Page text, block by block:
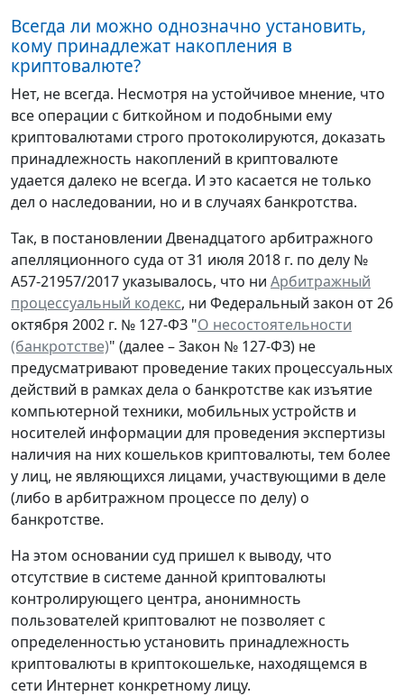
Всегда ли можно однозначно установить,
кому принадлежат накопления в
криптовалюте?
Нет, не всегда. Несмотря на устойчивое мнение, что
все операции с биткойном и подобными ему
криптовалютами строго протоколируются, доказать
принадлежность накоплений в криптовалюте
удается далеко не всегда. И это касается не только
дел о наследовании, но и в случаях банкротства.
Так, в постановлении Двенадцатого арбитражного
апелляционного суда от 31 июля 2018 г. по делу №
А57-21957/2017 указывалось, что ни Арбитражный
процессуальный кодекс, ни Федеральный закон от 26
октября 2002 г. № 127-ФЗ "О несостоятельности
(банкротстве)" (далее – Закон № 127-ФЗ) не
предусматривают проведение таких процессуальных
действий в рамках дела о банкротстве как изъятие
компьютерной техники, мобильных устройств и
носителей информации для проведения экспертизы
наличия на них кошельков криптовалюты, тем более
у лиц, не являющихся лицами, участвующими в деле
(либо в арбитражном процессе по делу) о
банкротстве.
На этом основании суд пришел к выводу, что
отсутствие в системе данной криптовалюты
контролирующего центра, анонимность
пользователей криптовалют не позволяет с
определенностью установить принадлежность
криптовалюты в криптокошельке, находящемся в
сети Интернет конкретному лицу.